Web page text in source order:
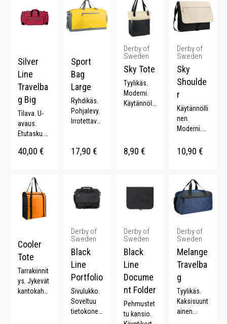
Silver
Line
Travelba
g Big
Tilava. U-
avaus.
Etutasku.
Säädettävä
40,00 €
Sport
Bag
Large
Ryhdikäs.
Pohjalevy.
Irrotettavat
u. 33 L.
17,90 €
Derby of
Sweden
Sky Tote
Tyylikäs.
Moderni.
Käytännölli
8,90 €
Derby of
Sweden
Sky
Shoulde
r
Käytännölli
nen.
Moderni.
olkahihna.
9 L. Monta
10,90 €
Cooler
Tote
Tarrakiinnit
ys. Jykevät
kantokahv
Derby of
Sweden
Black
Line
Portfolio
Sivulukko.
Soveltuu
tietokoneel
Derby of
Sweden
Black
Line
Docume
nt Folder
Pehmustet
tu kansio.
Derby of
Sweden
Melange
Travelba
g
Tyylikäs.
Kaksisuunt
ainen